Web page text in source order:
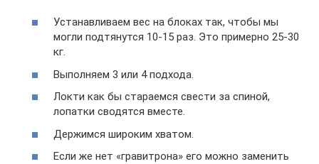
Устанавливаем вес на блоках так, чтобы мы
могли подтянутся 10-15 раз. Это примерно 25-30
кг.
Выполняем 3 или 4 подхода.
Локти как бы стараемся свести за спиной,
лопатки сводятся вместе.
Держимся широким хватом.
Если же нет «гравитрона» его можно заменить